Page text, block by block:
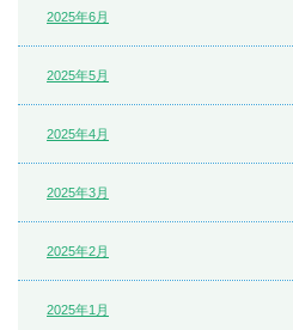
2025年6月
2025年5月
2025年4月
2025年3月
2025年2月
2025年1月